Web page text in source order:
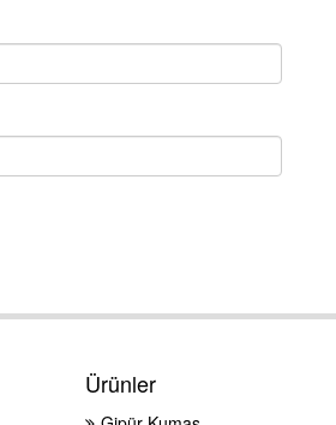
Ürünler